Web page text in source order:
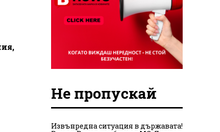
Не пропускай
Извънредна ситуация в държавата!